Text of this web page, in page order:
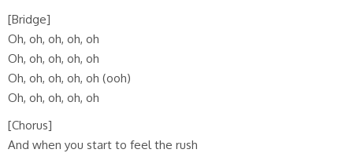
[Bridge]
Oh, oh, oh, oh, oh
Oh, oh, oh, oh, oh
Oh, oh, oh, oh, oh (ooh)
Oh, oh, oh, oh, oh
[Chorus]
And when you start to feel the rush